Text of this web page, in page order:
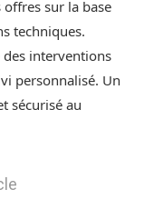
sur la base
techniques.
interventions
personnalisé. Un
sécurisé au